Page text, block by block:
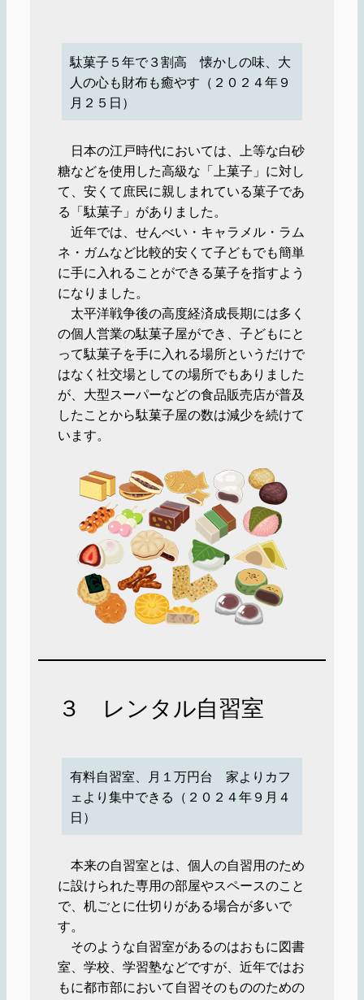
駄菓子５年で３割高 懐かしの味、大
人の心も財布も癒やす（２０２４年９
月２５日）
日本の江戸時代においては、上等な白砂
糖などを使用した高級な「上菓子」に対し
て、安くて庶民に親しまれている菓子であ
る「駄菓子」がありました。
近年では、せんべい・キャラメル・ラム
ネ・ガムなど比較的安くて子どもでも簡単
に手に入れることができる菓子を指すよう
になりました。
太平洋戦争後の高度経済成長期には多く
の個人営業の駄菓子屋ができ、子どもにと
って駄菓子を手に入れる場所というだけで
はなく社交場としての場所でもありました
が、大型スーパーなどの食品販売店が普及
したことから駄菓子屋の数は減少を続けて
います。
３ レンタル自習室
有料自習室、月１万円台 家よりカフ
ェより集中できる（２０２４年９月４
日）
本来の自習室とは、個人の自習用のため
に設けられた専用の部屋やスペースのこと
で、机ごとに仕切りがある場合が多いで
す。
そのような自習室があるのはおもに図書
室、学校、学習塾などですが、近年ではお
もに都市部において自習そのもののための